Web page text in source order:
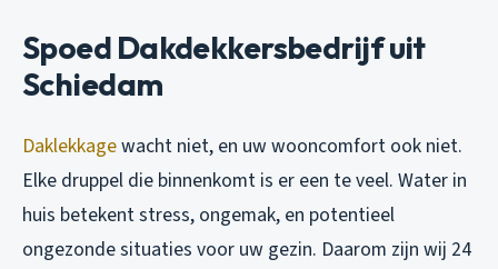
Spoed Dakdekkersbedrijf uit
Schiedam
Daklekkagewacht niet, en uw wooncomfort ook niet.
Elke druppel die binnenkomt is er een te veel. Water in
huis betekent stress, ongemak, en potentieel
ongezonde situaties voor uw gezin. Daarom zijn wij 24